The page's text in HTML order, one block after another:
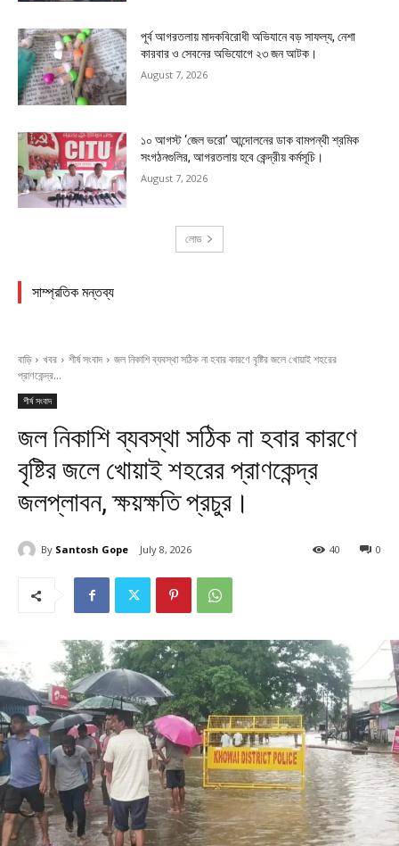
পূর্ব আগরতলায় মাদকবিরোধী অভিযানে বড় সাফল্য, নেশা
কারবার ও সেবনের অভিযোগে ২৩ জন আটক।
August 7, 2026
১০ আগস্ট ‘জেল ভরো’ আন্দোলনের ডাক বামপন্থী শ্রমিক
সংগঠনগুলির, আগরতলায় হবে কেন্দ্রীয় কর্মসূচি।
August 7, 2026
লোড
সাম্প্রতিক মন্তব্য